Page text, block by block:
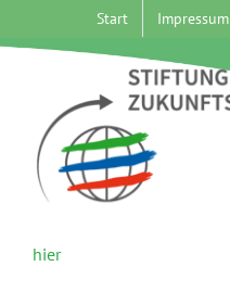
Start Impressum
hier